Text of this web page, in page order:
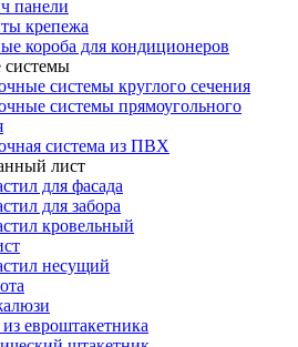
панели
крепежа
короба для кондиционеров
системы
системы круглого сечения
системы прямоугольного
система из ПВХ
лист
для фасада
для забора
кровельный
несущий
евроштакетника